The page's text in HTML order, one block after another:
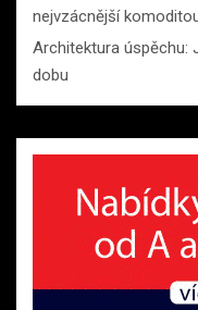
nejvzácnější
Architektura úspěchu:
dobu